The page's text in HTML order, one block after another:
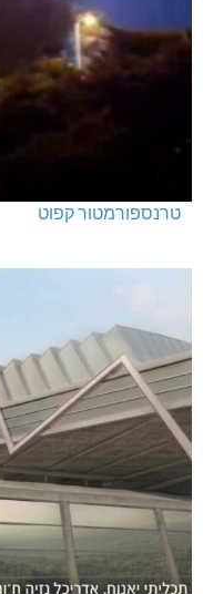
טרנספורמטור קפוט